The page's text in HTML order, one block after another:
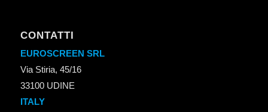
CONTATTI
EUROSCREEN SRL
Via Stiria, 45/16
33100 UDINE
ITALY